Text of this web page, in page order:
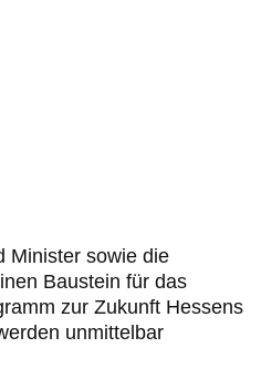
Minister sowie die
Baustein für das
zur Zukunft Hessens
unmittelbar